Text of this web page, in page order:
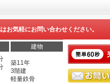
お気軽にお問い合わせください。
建物
築11年
3階建
軽量鉄骨